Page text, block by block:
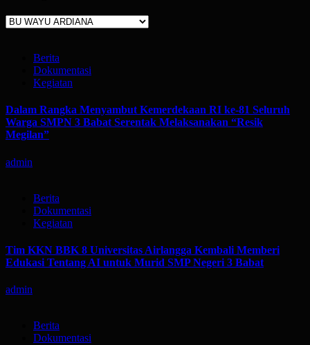
Kategori
Berita
Dokumentasi
Kegiatan
Dalam Rangka Menyambut Kemerdekaan RI ke-81 Seluruh
Warga SMPN 3 Babat Serentak Melaksanakan “Resik
Megilan”
admin
Berita
Dokumentasi
Kegiatan
Tim KKN BBK 8 Universitas Airlangga Kembali Memberi
Edukasi Tentang AI untuk Murid SMP Negeri 3 Babat
admin
Berita
Dokumentasi